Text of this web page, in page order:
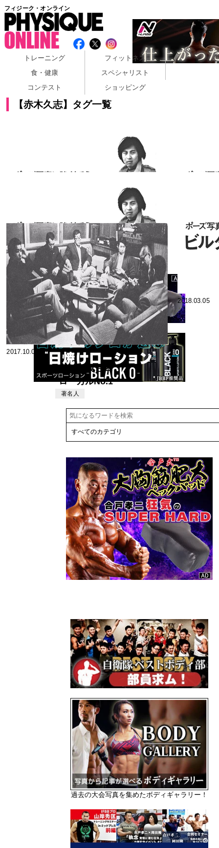
フィジーク・オンライン
トレーニング
フィットネス
食・健康
スペシャリスト
コンテスト
ショッピング
【赤木久志】タグ一覧
2018.06.18
ポーズ写真に
強くなろう ビ
ルダー写真講
座《8》
スペシャ
リスト
2018.04.09
2018.04.05
ポーズ写真に
強くなろう ビ
ルダー写真講
座《5》
スペシャ
リスト
2018.03.05
2017.10.04
72年度東日本
ローカルNo.1
雑談会コンテ
ーの
Yesterday
Today &
著名人
過去の大会写真を集めたボディギャラリー！